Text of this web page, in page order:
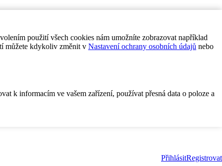
použití všech cookies nám umožníte zobrazovat například
můžete kdykoliv změnit v Nastavení ochrany osobních údajů nebo
k informacím ve vašem zařízení, používat přesná data o poloze a
PřihlásitRegistrovat